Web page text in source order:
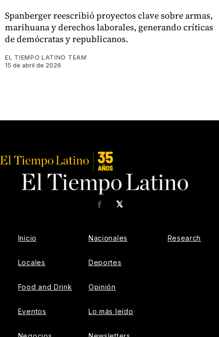
Spanberger reescribió proyectos clave sobre armas,
marihuana y derechos laborales, generando críticas
de demócratas y republicanos.
EL TIEMPO LATINO TEAM
15 de abril de 2026
𝕏
Facebook
Inicio
Locales
Food and Drink
Eventos
Nacionales
Deportes
Opinión
Lo más leído
Research